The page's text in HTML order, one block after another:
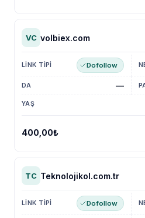
VC volbiex.com
Dofollow
—
400,00₺
TC Teknolojikol.com.tr
Dofollow